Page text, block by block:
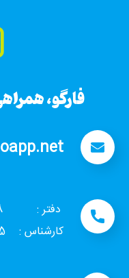
فارگو،
دفتر : 02122562928
کارشناس : 02122584825